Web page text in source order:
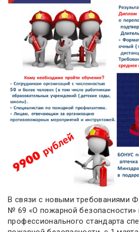
В связи с новыми требованиями
№ 69 «О пожарной безопасности»
профессионального стандарта